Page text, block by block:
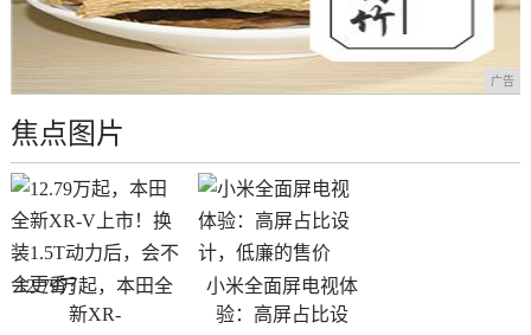
广告
焦点图片
12.79万起，本田全
新XR-
小米全面屏电视体
验：高屏占比设